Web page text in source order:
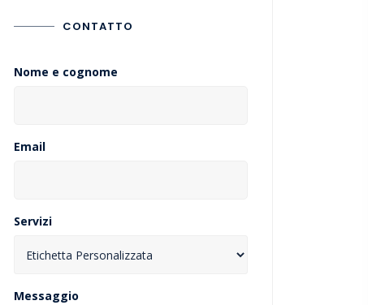
CONTATTO
Nome e cognome
Email
Servizi
Messaggio